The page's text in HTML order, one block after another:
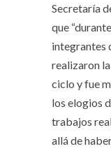
Secretaría
que
integrantes
realizaron
ciclo y fue
los elogios
trabajos
allá de